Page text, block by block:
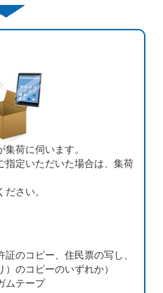
荷に伺います。
指定いただいた場合は、集荷
さい。
のコピー、住民票の写し、
のコピーのいずれか）
ムテープ